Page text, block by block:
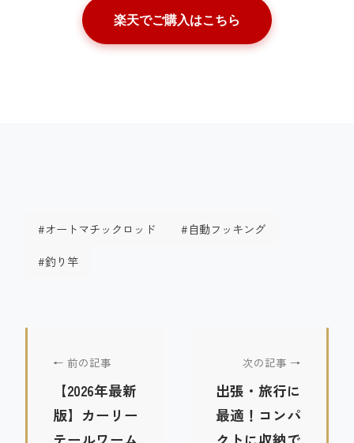
楽天でご購入はこちら
#オートマチックロッド
#自動フッキング
#釣り竿
← 前の記事
【2026年最新
版】カーリー
次の記事 →
出張・旅行に
最適！コンパ